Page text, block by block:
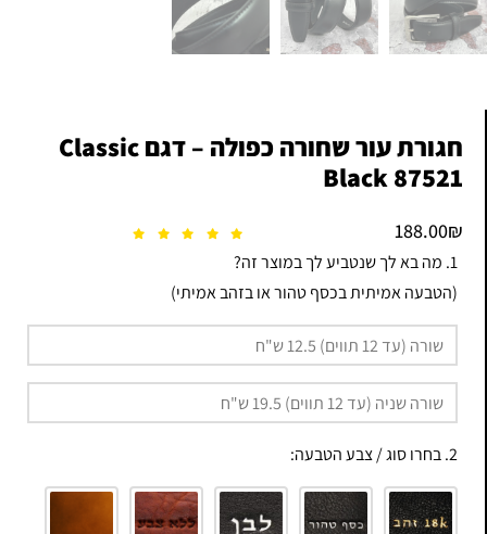
חגורת עור שחורה כפולה – דגם Classic
Black 87521
188.00₪
1. מה בא לך שנטביע לך במוצר זה?
(הטבעה אמיתית בכסף טהור או בזהב אמיתי)
2. בחרו סוג / צבע הטבעה: